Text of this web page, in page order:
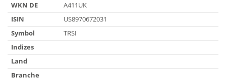
WKN DE
A411UK
ISIN
US8970672031
Symbol
TRSI
Indizes
Land
Branche